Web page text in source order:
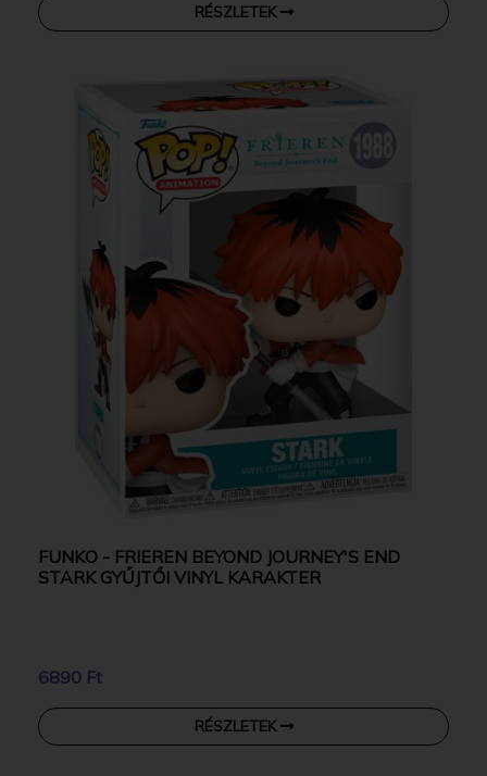
RÉSZLETEK
FUNKO - FRIEREN BEYOND JOURNEY'S END
STARK GYŰJTŐI VINYL KARAKTER
6890 Ft
RÉSZLETEK